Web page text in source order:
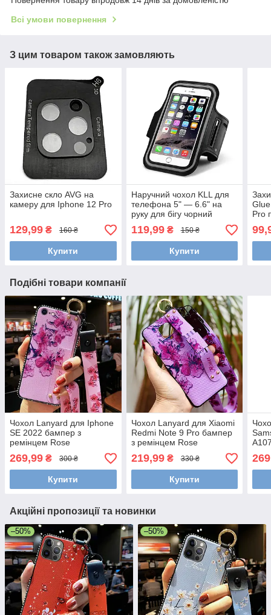
Всі умови повернення
З цим товаром також замовляють
Захисне скло AVG на
камеру для Iphone 12 Pro
129,99 ₴ 160 ₴
Купити
Наручний чохол KLL для
телефона 5" — 6.6" на
руку для бігу чорний
119,99₴ 150 ₴
Купити
Pro
Подібні товари компанії
Чохол Lanyard для Iphone
SE 2022 бампер з
ремінцем Rose
269,99 ₴ 300 ₴
Купити
Чохол Lanyard для Xiaomi
Redmi Note 9 Pro бампер
з ремінцем Rose
219,99₴ 330 ₴
Купити
Акційні пропозиції та новинки
–50% –50%